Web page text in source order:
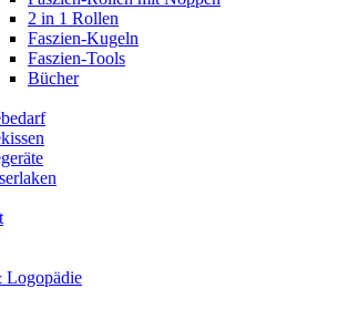
2 in 1 Rollen
Faszien-Kugeln
Faszien-Tools
Bücher
Logopädie